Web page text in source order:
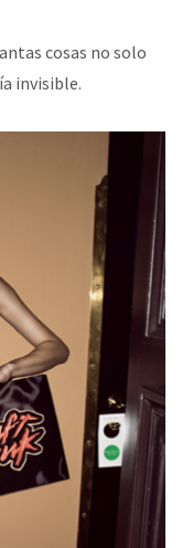
cosas no solo
invisible.